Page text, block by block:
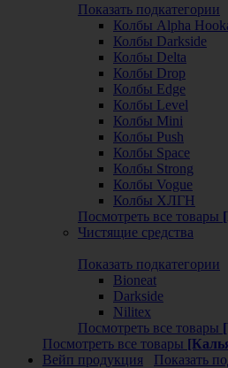
Показать подкатегории
Колбы Alpha
Колбы Darkside
Колбы Delta
Колбы Drop
Колбы Edge
Колбы Level
Колбы Mini
Колбы Push
Колбы Space
Колбы Strong
Колбы Vogue
Колбы ХЛГН
Посмотреть все товары
Чистящие средства
Показать подкатегории
Bioneat
Darkside
Nilitex
Посмотреть все товары
Посмотреть все товары
Вейп продукция
Показать